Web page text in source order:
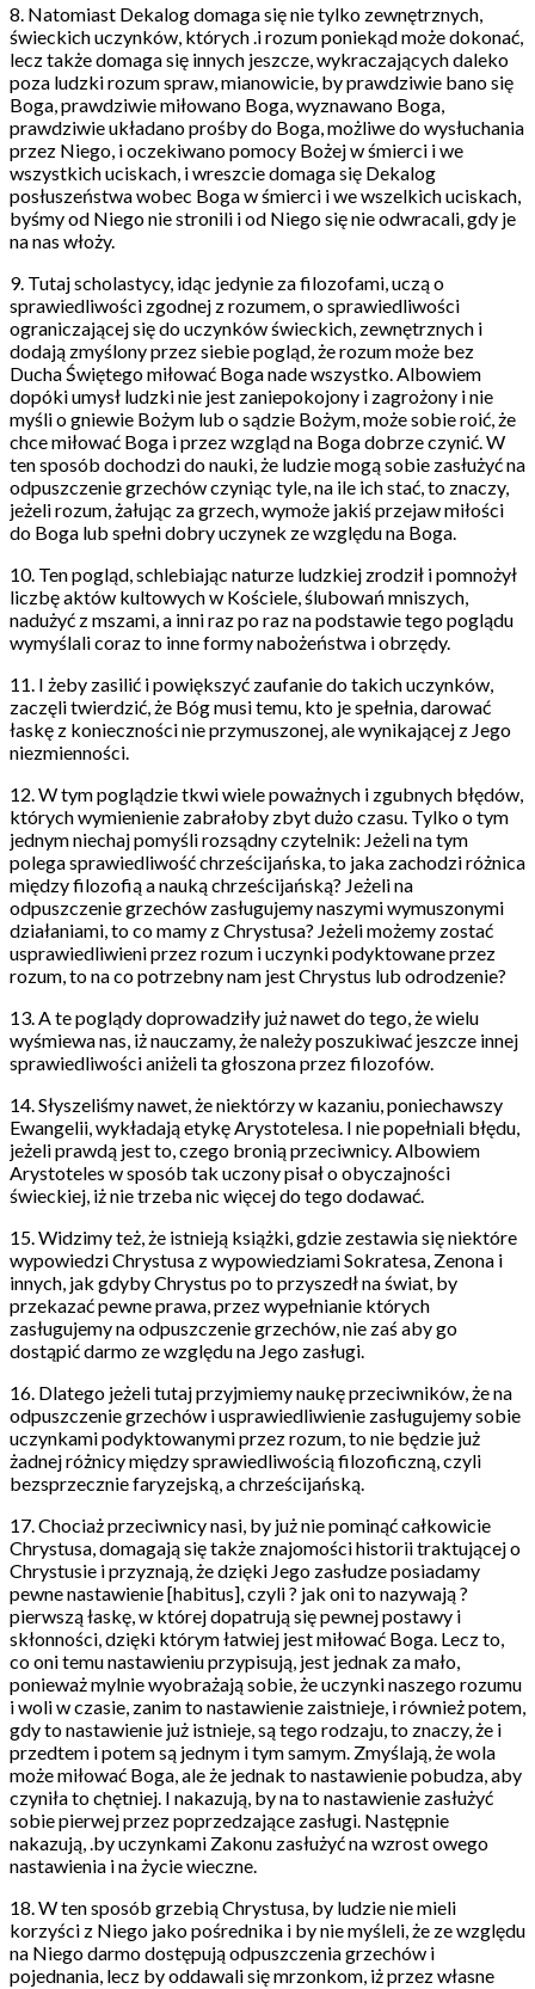
8. Natomiast Dekalog domaga się nie tylko zewnętrznych,
świeckich uczynków, których .i rozum poniekąd może dokonać,
lecz także domaga się innych jeszcze, wykraczających daleko
poza ludzki rozum spraw, mianowicie, by prawdziwie bano się
Boga, prawdziwie miłowano Boga, wyznawano Boga,
prawdziwie układano prośby do Boga, możliwe do wysłuchania
przez Niego, i oczekiwano pomocy Bożej w śmierci i we
wszystkich uciskach, i wreszcie domaga się Dekalog
posłuszeństwa wobec Boga w śmierci i we wszelkich uciskach,
byśmy od Niego nie stronili i od Niego się nie odwracali, gdy je
na nas włoży.
9. Tutaj scholastycy, idąc jedynie za filozofami, uczą o
sprawiedliwości zgodnej z rozumem, o sprawiedliwości
ograniczającej się do uczynków świeckich, zewnętrznych i
dodają zmyślony przez siebie pogląd, że rozum może bez
Ducha Świętego miłować Boga nade wszystko. Albowiem
dopóki umysł ludzki nie jest zaniepokojony i zagrożony i nie
myśli o gniewie Bożym lub o sądzie Bożym, może sobie roić, że
chce miłować Boga i przez wzgląd na Boga dobrze czynić. W
ten sposób dochodzi do nauki, że ludzie mogą sobie zasłużyć na
odpuszczenie grzechów czyniąc tyle, na ile ich stać, to znaczy,
jeżeli rozum, żałując za grzech, wymoże jakiś przejaw miłości
do Boga lub spełni dobry uczynek ze względu na Boga.
10. Ten pogląd, schlebiając naturze ludzkiej zrodził i pomnożył
liczbę aktów kultowych w Kościele, ślubowań mniszych,
nadużyć z mszami, a inni raz po raz na podstawie tego poglądu
wymyślali coraz to inne formy nabożeństwa i obrzędy.
11. I żeby zasilić i powiększyć zaufanie do takich uczynków,
zaczęli twierdzić, że Bóg musi temu, kto je spełnia, darować
łaskę z konieczności nie przymuszonej, ale wynikającej z Jego
niezmienności.
12. W tym poglądzie tkwi wiele poważnych i zgubnych błędów,
których wymienienie zabrałoby zbyt dużo czasu. Tylko o tym
jednym niechaj pomyśli rozsądny czytelnik: Jeżeli na tym
polega sprawiedliwość chrześcijańska, to jaka zachodzi różnica
między filozofią a nauką chrześcijańską? Jeżeli na
odpuszczenie grzechów zasługujemy naszymi wymuszonymi
działaniami, to co mamy z Chrystusa? Jeżeli możemy zostać
usprawiedliwieni przez rozum i uczynki podyktowane przez
rozum, to na co potrzebny nam jest Chrystus lub odrodzenie?
13. A te poglądy doprowadziły już nawet do tego, że wielu
wyśmiewa nas, iż nauczamy, że należy poszukiwać jeszcze innej
sprawiedliwości aniżeli ta głoszona przez filozofów.
14. Słyszeliśmy nawet, że niektórzy w kazaniu, poniechawszy
Ewangelii, wykładają etykę Arystotelesa. I nie popełniali błędu,
jeżeli prawdą jest to, czego bronią przeciwnicy. Albowiem
Arystoteles w sposób tak uczony pisał o obyczajności
świeckiej, iż nie trzeba nic więcej do tego dodawać.
15. Widzimy też, że istnieją książki, gdzie zestawia się niektóre
wypowiedzi Chrystusa z wypowiedziami Sokratesa, Zenona i
innych, jak gdyby Chrystus po to przyszedł na świat, by
przekazać pewne prawa, przez wypełnianie których
zasługujemy na odpuszczenie grzechów, nie zaś aby go
dostąpić darmo ze względu na Jego zasługi.
16. Dlatego jeżeli tutaj przyjmiemy naukę przeciwników, że na
odpuszczenie grzechów i usprawiedliwienie zasługujemy sobie
uczynkami podyktowanymi przez rozum, to nie będzie już
żadnej różnicy między sprawiedliwością filozoficzną, czyli
bezsprzecznie faryzejską, a chrześcijańską.
17. Chociaż przeciwnicy nasi, by już nie pominąć całkowicie
Chrystusa, domagają się także znajomości historii traktującej o
Chrystusie i przyznają, że dzięki Jego zasłudze posiadamy
pewne nastawienie [habitus], czyli ? jak oni to nazywają ?
pierwszą łaskę, w której dopatrują się pewnej postawy i
skłonności, dzięki którym łatwiej jest miłować Boga. Lecz to,
co oni temu nastawieniu przypisują, jest jednak za mało,
ponieważ mylnie wyobrażają sobie, że uczynki naszego rozumu
i woli w czasie, zanim to nastawienie zaistnieje, i również potem,
gdy to nastawienie już istnieje, są tego rodzaju, to znaczy, że i
przedtem i potem są jednym i tym samym. Zmyślają, że wola
może miłować Boga, ale że jednak to nastawienie pobudza, aby
czyniła to chętniej. I nakazują, by na to nastawienie zasłużyć
sobie pierwej przez poprzedzające zasługi. Następnie
nakazują, .by uczynkami Zakonu zasłużyć na wzrost owego
nastawienia i na życie wieczne.
18. W ten sposób grzebią Chrystusa, by ludzie nie mieli
korzyści z Niego jako pośrednika i by nie myśleli, że ze względu
na Niego darmo dostępują odpuszczenia grzechów i
pojednania, lecz by oddawali się mrzonkom, iż przez własne